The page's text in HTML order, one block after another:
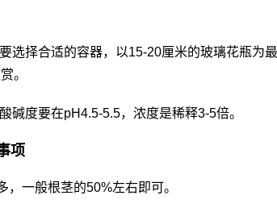
选择合适的容器，以15-20厘米的玻璃花瓶为
。
碱度要在pH4.5-5.5，浓度是稀释3-5倍。
项
，一般根茎的50%左右即可。